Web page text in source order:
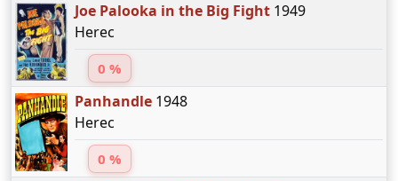
Joe Palooka in the Big Fight1949
Herec
0 %
Panhandle1948
Herec
0 %